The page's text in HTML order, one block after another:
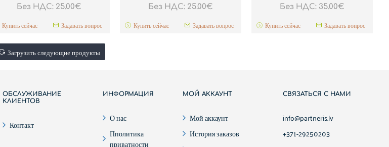
Без НДС: 25.00€
Купить сейчас Задавать вопрос
Без НДС: 25.00€
Купить сейчас Задавать вопрос
Без НДС: 35.00€
Купить сейчас Задавать вопрос
Загрузить следующие продукты
ОБСЛУЖИВАНИЕ
КЛИЕНТОВ
Контакт
ИНФОРМАЦИЯ
О нас
Пполитика
приватности
МОЙ АККАУНТ
Мой аккаунт
История заказов
СВЯЗАТЬСЯ С НАМИ
info@partneris.lv
+371-29250203